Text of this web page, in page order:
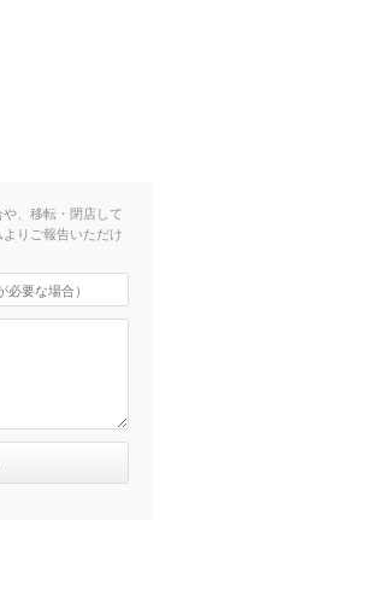
、移転・閉店して
りご報告いただけ